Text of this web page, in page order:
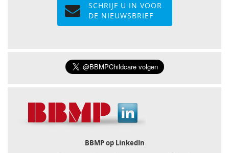
SCHRIJF U IN VOOR
DE NIEUWSBRIEF
BBMP op LinkedIn